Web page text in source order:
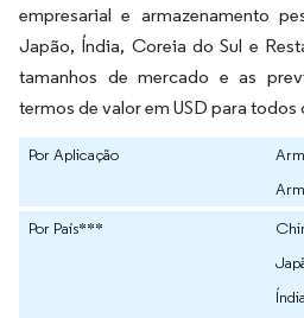
empresarial e armazenamento
Japão, Índia, Coreia do Sul e
tamanhos de mercado e as
termos de valor em USD para
Por Aplicação
Por País***
Índia